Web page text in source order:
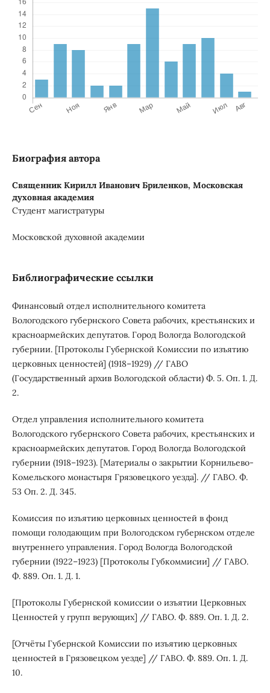
Биография автора
Священник Кирилл Иванович Бриленков, Московская
духовная академия
Студент магистратуры
Московской духовной академии
Библиографические ссылки
Финансовый отдел исполнительного комитета
Вологодского губернского Совета рабочих, крестьянских и
красноармейских депутатов. Город Вологда Вологодской
губернии. [Протоколы Губернской Комиссии по изъятию
церковных ценностей] (1918–1929) // ГАВО
(Государственный архив Вологодской области) Ф. 5. Оп. 1. Д.
2.
Отдел управления исполнительного комитета
Вологодского губернского Совета рабочих, крестьянских и
красноармейских депутатов. Город Вологда Вологодской
губернии (1918–1923). [Материалы о закрытии Корнильево-
Комельского монастыря Грязовецкого уезда]. // ГАВО. Ф.
53 Оп. 2. Д. 345.
Комиссия по изъятию церковных ценностей в фонд
помощи голодающим при Вологодском губернском отделе
внутреннего управления. Город Вологда Вологодской
губернии (1922–1923) [Протоколы Губкоммисии] // ГАВО.
Ф. 889. Оп. 1. Д. 1.
[Протоколы Губернской комиссии о изъятии Церковных
Ценностей у групп верующих] // ГАВО. Ф. 889. Оп. 1. Д. 2.
[Отчёты Губернской Комиссии по изъятию церковных
ценностей в Грязовецком уезде] // ГАВО. Ф. 889. Оп. 1. Д.
10.